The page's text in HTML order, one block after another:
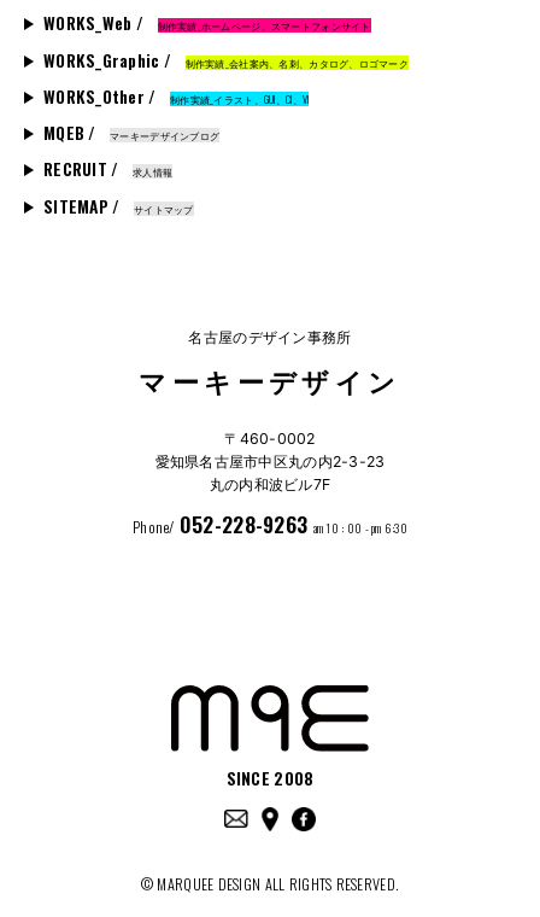
WORKS_Web / 制作実績_ホームページ、スマートフォンサイト
WORKS_Graphic / 制作実績_会社案内、名刺、カタログ、ロゴマーク
WORKS_Other / 制作実績_イラスト、GUI、CI、VI
MQEB / マーキーデザインブログ
RECRUIT / 求人情報
SITEMAP / サイトマップ
名古屋のデザイン事務所
マーキーデザイン
〒460-0002
愛知県名古屋市中区丸の内2-3-23
丸の内和波ビル7F
Phone/ 052-228-9263 am 10 : 00 - pm 6:30
SINCE 2008
© MARQUEE DESIGN ALL RIGHTS RESERVED.